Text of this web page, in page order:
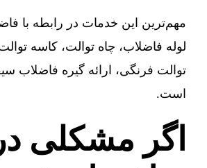
مهم‌ترین این خدمات در رابطه با
لوله فاضلاب، چاه توالت، کاسه
توالت فرنگی، ارائه گیره فاضلاب
است.
اگر مشکلی در